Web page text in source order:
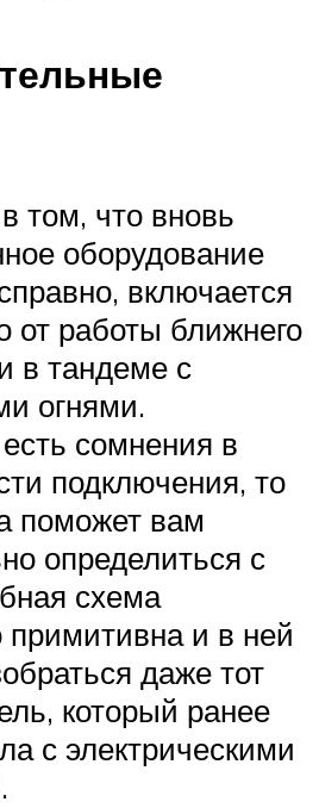
том, что вновь
оборудование
включается
от работы ближнего
в тандеме с
огнями.
сомнения в
подключения, то
поможет вам
определиться с
схема
примитивна и в ней
даже тот
который ранее
с электрическими